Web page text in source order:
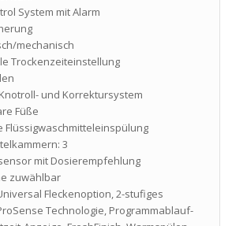
System mit Alarm
mechanisch
Trockenzeiteinstellung
und Korrektursystem
Füße
Flüssigwaschmitteleinspülung
3
mit Dosierempfehlung
zuwählbar
Fleckenoption, 2-stufiges
Technologie, Programmablauf-